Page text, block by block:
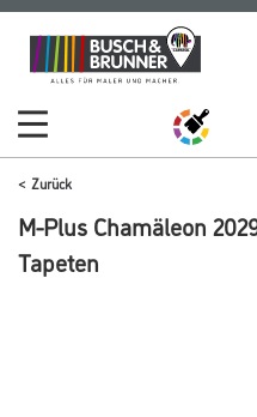
Zum
Inhalt
Zum
Navigationsmenü
Zurück
M-Plus Chamäleon
Tapeten